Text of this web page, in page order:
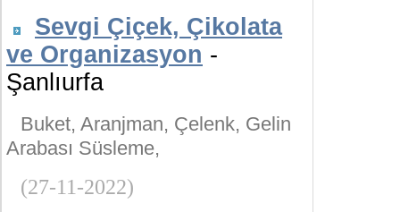
Sevgi Çiçek, Çikolata
ve Organizasyon -
Şanlıurfa
Buket, Aranjman, Çelenk, Gelin
Arabası Süsleme,
(27-11-2022)